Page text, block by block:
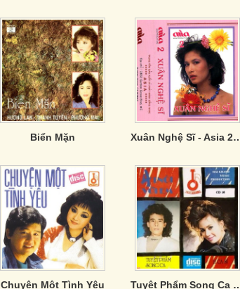
Biển Mặn Xuân Nghệ Sĩ -
Chuyện Một Tình Yêu Tuyệt Phẩm Song